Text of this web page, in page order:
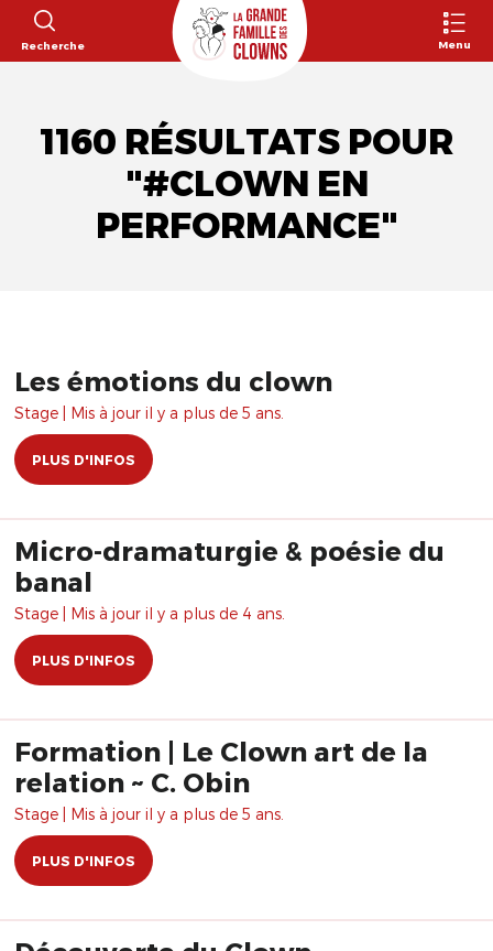
Recherche Menu
1160 RÉSULTATS POUR
"#CLOWN EN
PERFORMANCE"
Les émotions du clown
Stage | Mis à jour il y a plus de 5 ans.
PLUS D'INFOS
Micro-dramaturgie & poésie du
banal
Stage | Mis à jour il y a plus de 4 ans.
PLUS D'INFOS
Formation | Le Clown art de la
relation ~ C. Obin
Stage | Mis à jour il y a plus de 5 ans.
PLUS D'INFOS